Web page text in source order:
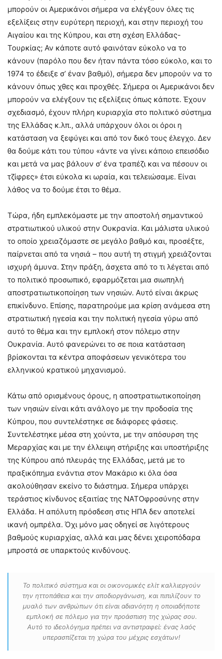
μπορούν οι Αμερικάνοι σήμερα να ελέγξουν όλες τις
εξελίξεις στην ευρύτερη περιοχή, και στην περιοχή του
Αιγαίου και της Κύπρου, και στη σχέση Ελλάδας-
Τουρκίας; Αν κάποτε αυτό φαινόταν εύκολο να το
κάνουν (παρόλο που δεν ήταν πάντα τόσο εύκολο, και το
1974 το έδειξε σ’ έναν βαθμό), σήμερα δεν μπορούν να το
κάνουν όπως χθες και προχθές. Σήμερα οι Αμερικάνοι δεν
μπορούν να ελέγξουν τις εξελίξεις όπως κάποτε. Έχουν
σχεδιασμό, έχουν πλήρη κυριαρχία στο πολιτικό σύστημα
της Ελλάδας κ.λπ., αλλά υπάρχουν όλοι οι όροι η
κατάσταση να ξεφύγει και από τον δικό τους έλεγχο. Δεν
θα δούμε κάτι του τύπου «άντε να γίνει κάποιο επεισόδιο
και μετά να μας βάλουν σ’ ένα τραπέζι και να πέσουν οι
τζίφρες» έτσι εύκολα κι ωραία, και τελειώσαμε. Είναι
λάθος να το δούμε έτσι το θέμα.
Τώρα, ήδη εμπλεκόμαστε με την αποστολή σημαντικού
στρατιωτικού υλικού στην Ουκρανία. Και μάλιστα υλικού
το οποίο χρειαζόμαστε σε μεγάλο βαθμό και, προσέξτε,
παίρνεται από τα νησιά – που αυτή τη στιγμή χρειάζονται
ισχυρή άμυνα. Στην πράξη, άσχετα από το τι λέγεται από
το πολιτικό προσωπικό, εφαρμόζεται μια σιωπηλή
αποστρατιωτικοποίηση των νησιών. Αυτό είναι άκρως
επικίνδυνο. Επίσης, παρατηρούμε μια κρίση ανάμεσα στη
στρατιωτική ηγεσία και την πολιτική ηγεσία γύρω από
αυτό το θέμα και την εμπλοκή στον πόλεμο στην
Ουκρανία. Αυτό φανερώνει το σε ποια κατάσταση
βρίσκονται τα κέντρα αποφάσεων γενικότερα του
ελληνικού κρατικού μηχανισμού.
Κάτω από ορισμένους όρους, η αποστρατιωτικοποίηση
των νησιών είναι κάτι ανάλογο με την προδοσία της
Κύπρου, που συντελέστηκε σε διάφορες φάσεις.
Συντελέστηκε μέσα στη χούντα, με την απόσυρση της
Μεραρχίας και με την έλλειψη στήριξης και υποστήριξης
της Κύπρου από πλευράς της Ελλάδας, μετά με το
πραξικόπημα ενάντια στον Μακάριο κι όλα όσα
ακολούθησαν εκείνο το διάστημα. Σήμερα υπάρχει
τεράστιος κίνδυνος εξαιτίας της ΝΑΤΟφροσύνης στην
Ελλάδα. Η απόλυτη πρόσδεση στις ΗΠΑ δεν αποτελεί
ικανή ομπρέλα. Όχι μόνο μας οδηγεί σε λιγότερους
βαθμούς κυριαρχίας, αλλά και μας δένει χειροπόδαρα
μπροστά σε υπαρκτούς κινδύνους.
Το πολιτικό σύστημα και οι οικονομικές ελίτ καλλιεργούν
την ηττοπάθεια και την αποδιοργάνωση, και πιπιλίζουν το
μυαλό των ανθρώπων ότι είναι αδιανόητη η οποιαδήποτε
εμπλοκή σε πόλεμο για την προάσπιση της χώρας σου.
Αυτό το ιδεολόγημα πρέπει να αντιστραφεί: ένας λαός
υπερασπίζεται τη χώρα του μέχρις εσχάτων!